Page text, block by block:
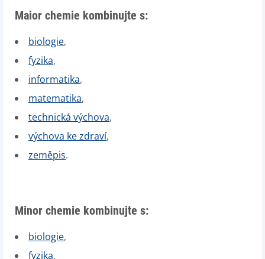
Maior chemie kombinujte s:
biologie,
fyzika,
informatika,
matematika,
technická výchova,
výchova ke zdraví,
zeměpis.
Minor chemie kombinujte s:
biologie,
fyzika,